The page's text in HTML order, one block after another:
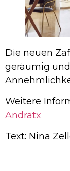
Die neuen
geräumig
Weitere
Andratx
Text: Nina